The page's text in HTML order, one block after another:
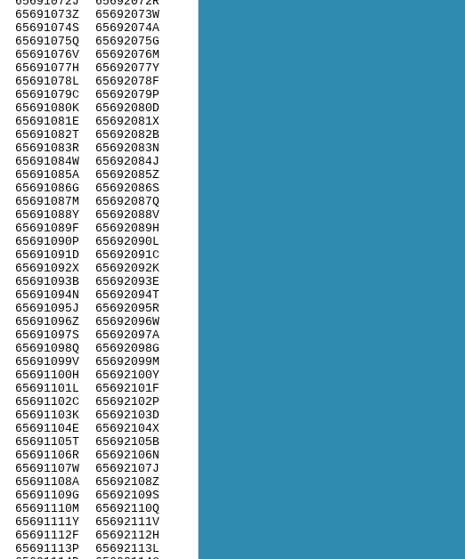
65691073Z
65691074S
65691075Q
65691076V
65691077H
65691078L
65691079C
65691080K
65691081E
65691082T
65691083R
65691084W
65691085A
65691086G
65691087M
65691088Y
65691089F
65691090P
65691091D
65691092X
65691093B
65691094N
65691095J
65691096Z
65691097S
65691098Q
65691099V
65691100H
65691101L
65691102C
65691103K
65691104E
65691105T
65691106R
65691107W
65691108A
65691109G
65691110M
65691111Y
65691112F
65691113P
65692073W
65692074A
65692075G
65692076M
65692077Y
65692078F
65692079P
65692080D
65692081X
65692082B
65692083N
65692084J
65692085Z
65692086S
65692087Q
65692088V
65692089H
65692090L
65692091C
65692092K
65692093E
65692094T
65692095R
65692096W
65692097A
65692098G
65692099M
65692100Y
65692101F
65692102P
65692103D
65692104X
65692105B
65692106N
65692107J
65692108Z
65692109S
65692110Q
65692111V
65692112H
65692113L